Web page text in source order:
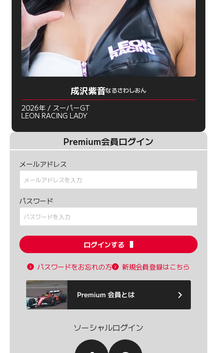
成沢紫音なるさわしおん
2026年 / スーパーGT
LEON RACING LADY
Premium会員ログイン
メールアドレス
パスワード
ログインする
パスワードをお忘れの方 新規会員登録はこちら
ソーシャルログイン